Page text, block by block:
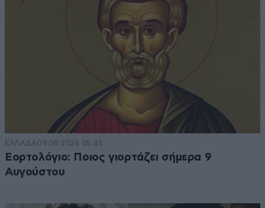
ΕΛΛΑΔΑ09·08·2026 05:45
Εορτολόγιο: Ποιος γιορτάζει σήμερα 9
Αυγούστου